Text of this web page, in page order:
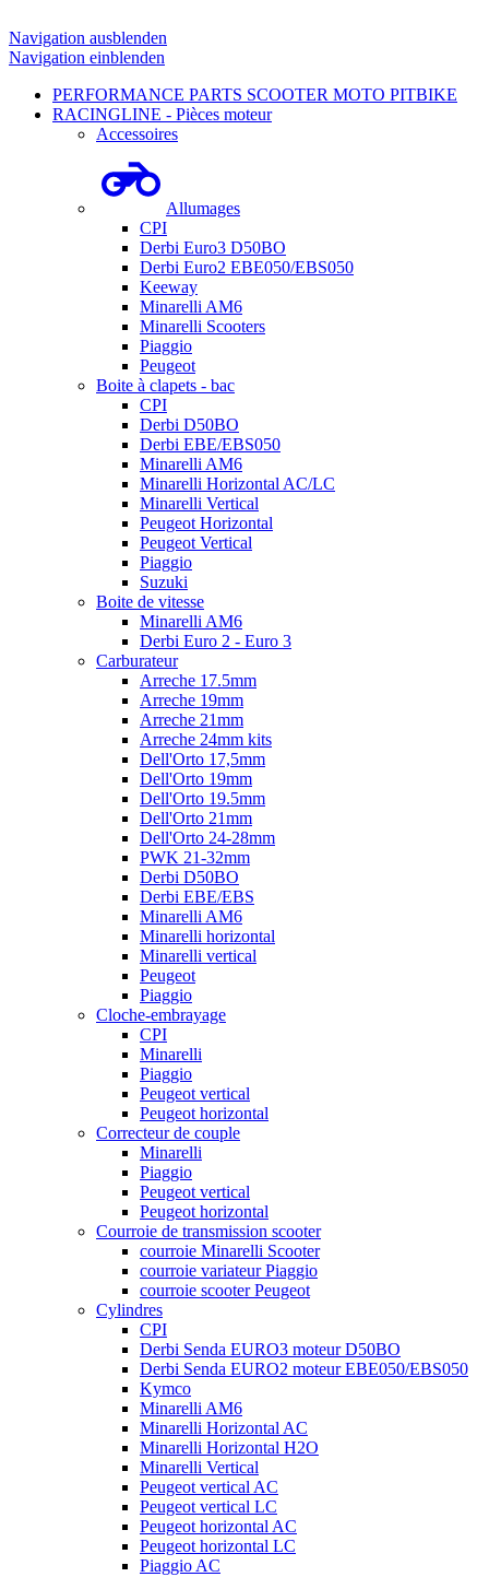
Navigation ausblenden
Navigation einblenden
PERFORMANCE PARTS SCOOTER MOTO PITBIKE
RACINGLINE - Pièces moteur
Accessoires
Allumages
CPI
Derbi Euro3 D50BO
Derbi Euro2 EBE050/EBS050
Keeway
Minarelli AM6
Minarelli Scooters
Piaggio
Peugeot
Boite à clapets - bac
CPI
Derbi D50BO
Derbi EBE/EBS050
Minarelli AM6
Minarelli Horizontal AC/LC
Minarelli Vertical
Peugeot Horizontal
Peugeot Vertical
Piaggio
Suzuki
Boite de vitesse
Minarelli AM6
Derbi Euro 2 - Euro 3
Carburateur
Arreche 17.5mm
Arreche 19mm
Arreche 21mm
Arreche 24mm kits
Dell'Orto 17,5mm
Dell'Orto 19mm
Dell'Orto 19.5mm
Dell'Orto 21mm
Dell'Orto 24-28mm
PWK 21-32mm
Derbi D50BO
Derbi EBE/EBS
Minarelli AM6
Minarelli horizontal
Minarelli vertical
Peugeot
Piaggio
Cloche-embrayage
CPI
Minarelli
Piaggio
Peugeot vertical
Peugeot horizontal
Correcteur de couple
Minarelli
Piaggio
Peugeot vertical
Peugeot horizontal
Courroie de transmission scooter
courroie Minarelli Scooter
courroie variateur Piaggio
courroie scooter Peugeot
Cylindres
CPI
Derbi Senda EURO3 moteur D50BO
Derbi Senda EURO2 moteur EBE050/EBS050
Kymco
Minarelli AM6
Minarelli Horizontal AC
Minarelli Horizontal H2O
Minarelli Vertical
Peugeot vertical AC
Peugeot vertical LC
Peugeot horizontal AC
Peugeot horizontal LC
Piaggio AC